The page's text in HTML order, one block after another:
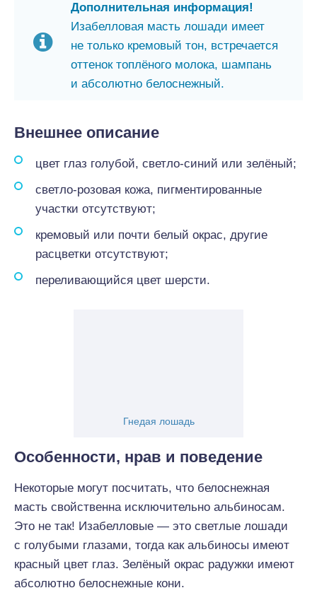
Дополнительная информация!
Изабелловая масть лошади имеет
не только кремовый тон, встречается
оттенок топлёного молока, шампань
и абсолютно белоснежный.
Внешнее описание
цвет глаз голубой, светло-синий или зелёный;
светло-розовая кожа, пигментированные
участки отсутствуют;
кремовый или почти белый окрас, другие
расцветки отсутствуют;
переливающийся цвет шерсти.
Гнедая лошадь
Особенности, нрав и поведение
Некоторые могут посчитать, что белоснежная
масть свойственна исключительно альбиносам.
Это не так! Изабелловые — это светлые лошади
с голубыми глазами, тогда как альбиносы имеют
красный цвет глаз. Зелёный окрас радужки имеют
абсолютно белоснежные кони.